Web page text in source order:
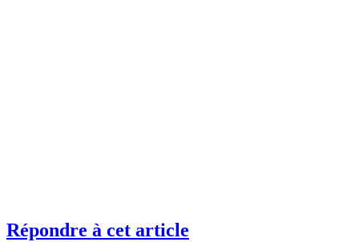
Répondre à cet article